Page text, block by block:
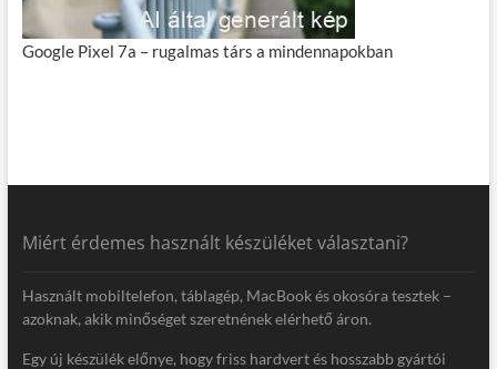
Google Pixel 7a – rugalmas társ a mindennapokban
Miért érdemes használt készüléket választani?
Használt mobiltelefon, táblagép, MacBook és okosóra tesztek –
azoknak, akik minőséget szeretnének elérhető áron.
Egy új készülék előnye, hogy friss hardvert és hosszabb gyártói